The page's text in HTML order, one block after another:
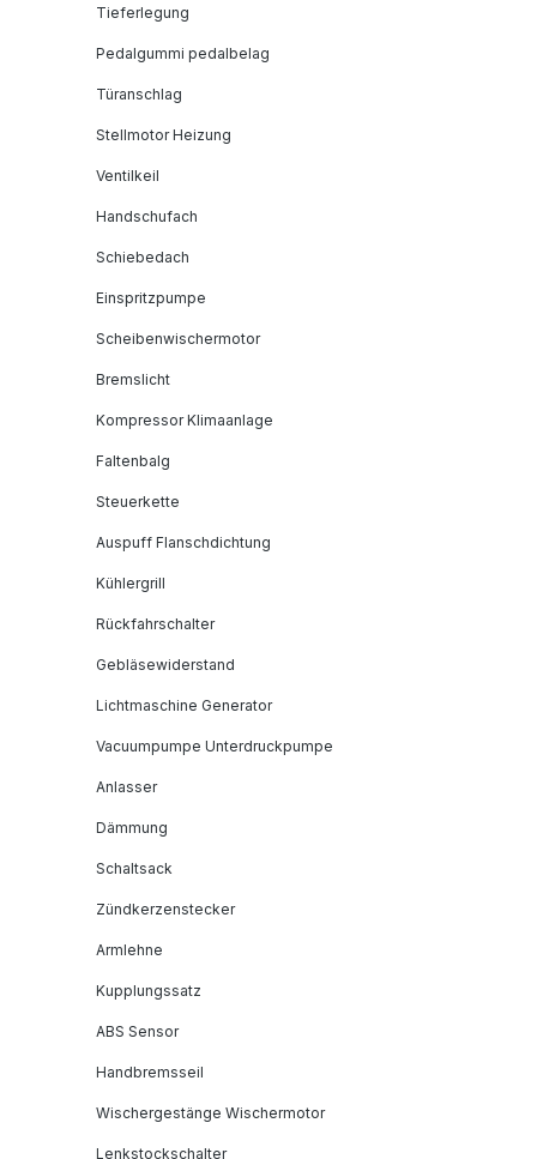
Tieferlegung
Pedalgummi pedalbelag
Türanschlag
Stellmotor Heizung
Ventilkeil
Handschufach
Schiebedach
Einspritzpumpe
Scheibenwischermotor
Bremslicht
Kompressor Klimaanlage
Faltenbalg
Steuerkette
Auspuff Flanschdichtung
Kühlergrill
Rückfahrschalter
Gebläsewiderstand
Lichtmaschine Generator
Vacuumpumpe Unterdruckpumpe
Anlasser
Dämmung
Schaltsack
Zündkerzenstecker
Armlehne
Kupplungssatz
ABS Sensor
Handbremsseil
Wischergestänge Wischermotor
Lenkstockschalter